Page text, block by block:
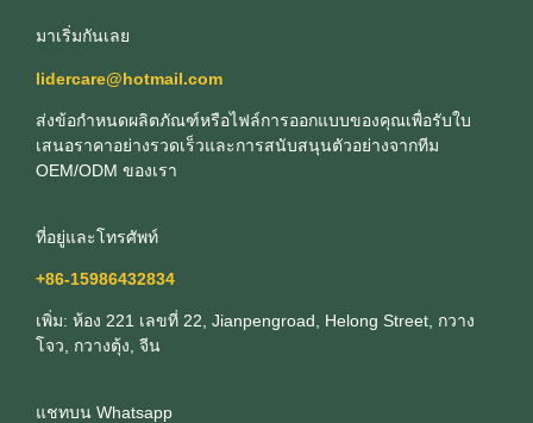
มาเริ่มกันเลย
lidercare@hotmail.com
ส่งข้อกําหนดผลิตภัณฑ์หรือไฟล์การออกแบบของคุณเพื่อรับใบ
เสนอราคาอย่างรวดเร็วและการสนับสนุนตัวอย่างจากทีม
OEM/ODM ของเรา
ที่อยู่และโทรศัพท์
+86-15986432834
เพิ่ม: ห้อง 221 เลขที่ 22, Jianpengroad, Helong Street, กวาง
โจว, กวางตุ้ง, จีน
แชทบน Whatsapp